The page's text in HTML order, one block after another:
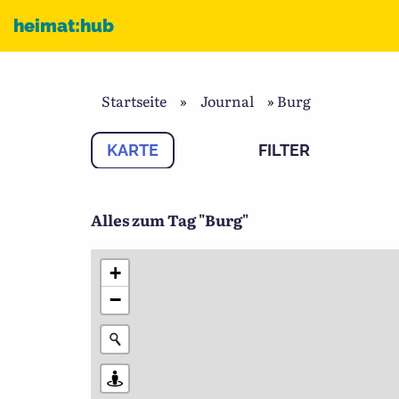
heimat:hub
Startseite » Journal » Burg
KARTE FILTER
Alles zum Tag "Burg"
+
−